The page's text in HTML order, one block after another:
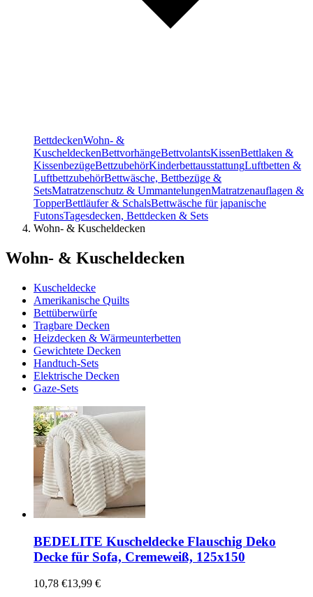
BettdeckenWohn- &
KuscheldeckenBettvorhängeBettvolantsKissenBettlaken &
KissenbezügeBettzubehörKinderbettausstattungLuftbetten &
LuftbettzubehörBettwäsche, Bettbezüge &
SetsMatratzenschutz & UmmantelungenMatratzenauflagen &
TopperBettläufer & SchalsBettwäsche für japanische
FutonsTagesdecken, Bettdecken & Sets
Wohn- & Kuscheldecken
Wohn- & Kuscheldecken
Kuscheldecke
Amerikanische Quilts
Bettüberwürfe
Tragbare Decken
Heizdecken & Wärmeunterbetten
Gewichtete Decken
Handtuch-Sets
Elektrische Decken
Gaze-Sets
BEDELITE Kuscheldecke Flauschig Deko
Decke für Sofa, Cremeweiß, 125x150
10,78 €13,99 €